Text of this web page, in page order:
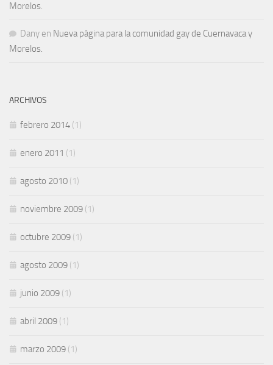
Morelos.
Dany en Nueva página para la comunidad gay de Cuernavaca y
Morelos.
ARCHIVOS
febrero 2014 (1)
enero 2011 (1)
agosto 2010 (1)
noviembre 2009 (1)
octubre 2009 (1)
agosto 2009 (1)
junio 2009 (1)
abril 2009 (1)
marzo 2009 (1)